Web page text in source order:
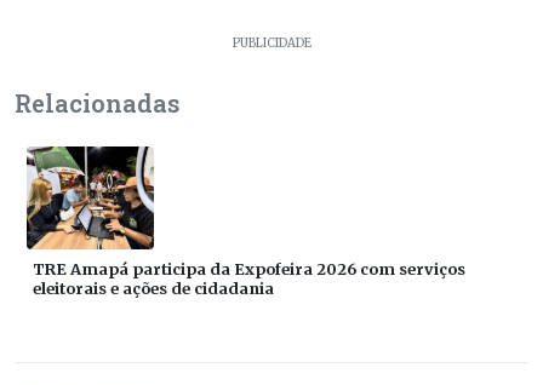
PUBLICIDADE
Relacionadas
TRE Amapá participa da Expofeira 2026 com serviços
eleitorais e ações de cidadania